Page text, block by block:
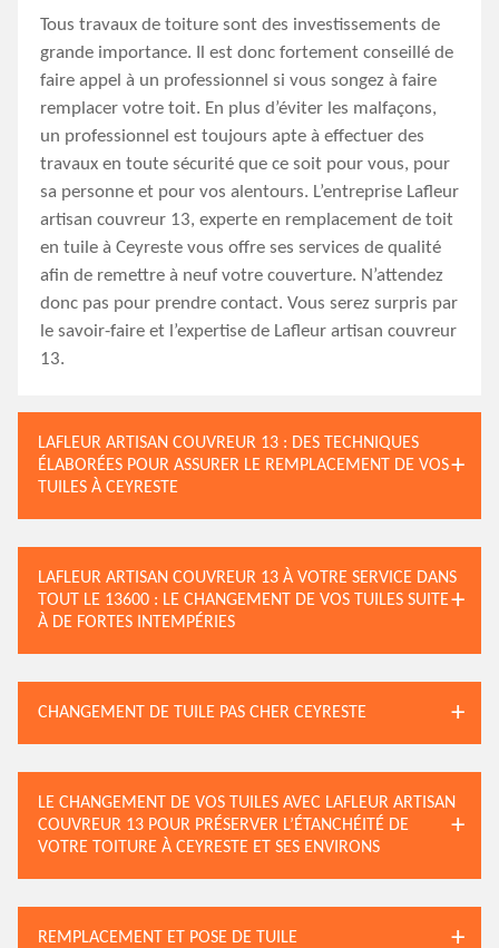
Tous travaux de toiture sont des investissements de
grande importance. Il est donc fortement conseillé de
faire appel à un professionnel si vous songez à faire
remplacer votre toit. En plus d’éviter les malfaçons,
un professionnel est toujours apte à effectuer des
travaux en toute sécurité que ce soit pour vous, pour
sa personne et pour vos alentours. L’entreprise Lafleur
artisan couvreur 13, experte en remplacement de toit
en tuile à Ceyreste vous offre ses services de qualité
afin de remettre à neuf votre couverture. N’attendez
donc pas pour prendre contact. Vous serez surpris par
le savoir-faire et l’expertise de Lafleur artisan couvreur
13.
LAFLEUR ARTISAN COUVREUR 13 : DES TECHNIQUES
ÉLABORÉES POUR ASSURER LE REMPLACEMENT DE VOS
TUILES À CEYRESTE
LAFLEUR ARTISAN COUVREUR 13 À VOTRE SERVICE DANS
TOUT LE 13600 : LE CHANGEMENT DE VOS TUILES SUITE
À DE FORTES INTEMPÉRIES
CHANGEMENT DE TUILE PAS CHER CEYRESTE
LE CHANGEMENT DE VOS TUILES AVEC LAFLEUR ARTISAN
COUVREUR 13 POUR PRÉSERVER L’ÉTANCHÉITÉ DE
VOTRE TOITURE À CEYRESTE ET SES ENVIRONS
REMPLACEMENT ET POSE DE TUILE